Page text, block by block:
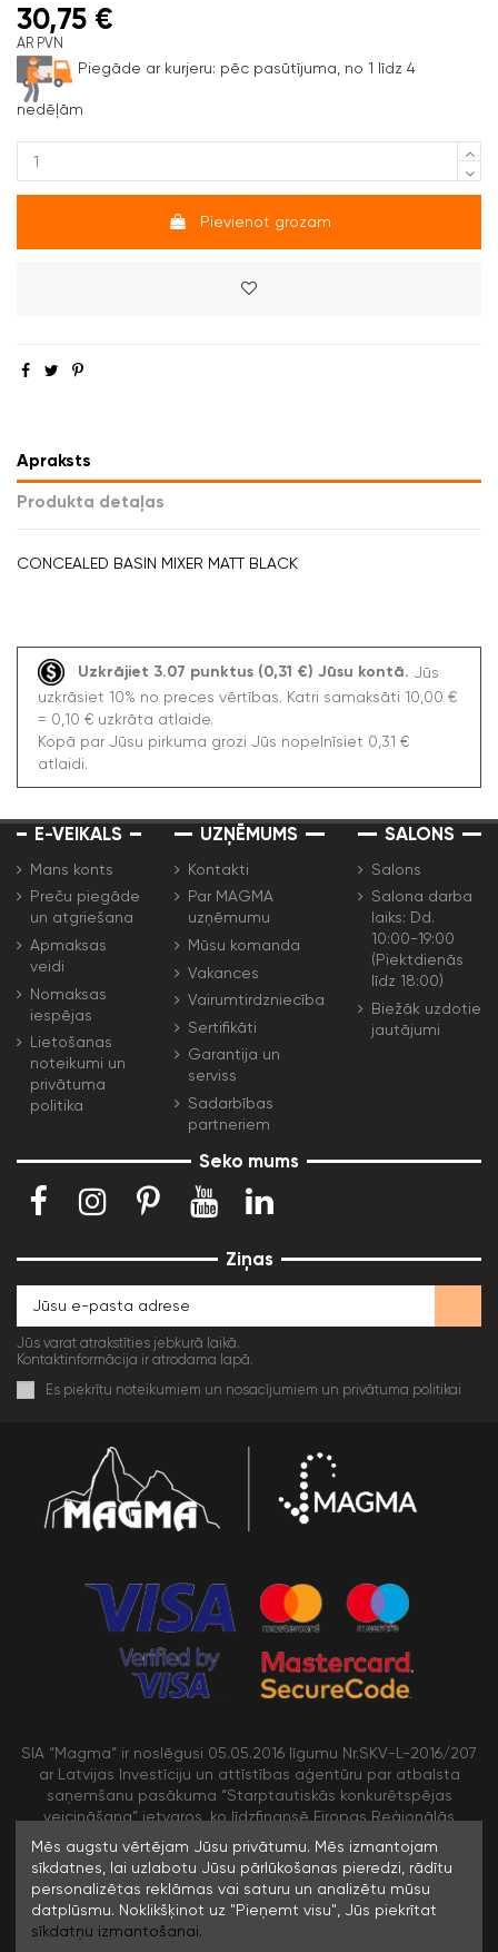
30,75 €
AR PVN
Piegāde ar kurjeru: pēc pasūtījuma, no 1 līdz 4
nedēļām
Pievienot grozam
Apraksts
Produkta detaļas
CONCEALED BASIN MIXER MATT BLACK
Uzkrājiet 3.07 punktus (0,31 €) Jūsu kontā. Jūs
uzkrāsiet 10% no preces vērtības. Katri samaksāti 10,00 €
= 0,10 € uzkrāta atlaide.
Kopā par Jūsu pirkuma grozi Jūs nopelnīsiet 0,31 €
atlaidi.
E-VEIKALS
Mans konts
Preču piegāde
un atgriešana
Apmaksas
veidi
Nomaksas
iespējas
Lietošanas
noteikumi un
privātuma
politika
UZŅĒMUMS
Kontakti
Par MAGMA
uzņēmumu
Mūsu komanda
Vakances
Vairumtirdzniecība
Sertifikāti
Garantija un
serviss
Sadarbības
partneriem
SALONS
Salons
Salona darba
laiks: Dd.
10:00-19:00
(Piektdienās
līdz 18:00)
Biežāk uzdotie
jautājumi
Seko mums
Ziņas
Jūs varat atrakstīties jebkurā laikā.
Kontaktinformācija ir atrodama lapā.
Es piekrītu noteikumiem un nosacījumiem un privātuma politikai
SIA “Magma” ir noslēgusi 05.05.2016 līgumu Nr.SKV-L-2016/207
ar Latvijas Investīciju un attīstības aģentūru par atbalsta
saņemšanu pasākuma “Starptautiskās konkurētspējas
veicināšana” ietvaros, ko līdzfinansē Eiropas Reģionālās
attīstības fonds
Mēs augstu vērtējam Jūsu privātumu. Mēs izmantojam
sīkdatnes, lai uzlabotu Jūsu pārlūkošanas pieredzi, rādītu
personalizētas reklāmas vai saturu un analizētu mūsu
datplūsmu. Noklikšķinot uz "Pieņemt visu", Jūs piekrītat
sīkdatņu izmantošanai.